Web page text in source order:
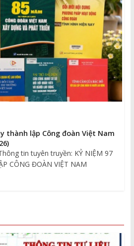
thành lập Công đoàn Việt Nam
tin tuyên truyền: KỶ NIỆM 97
CÔNG ĐOÀN VIỆT NAM